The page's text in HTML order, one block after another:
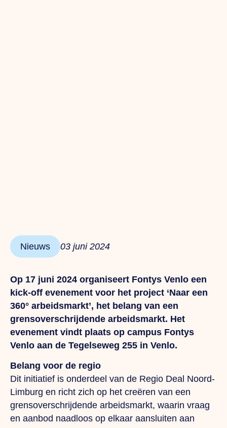
Nieuws 03 juni 2024
Op 17 juni 2024 organiseert Fontys Venlo een
kick-off evenement voor het project ‘Naar een
360° arbeidsmarkt’, het belang van een
grensoverschrijdende arbeidsmarkt. Het
evenement vindt plaats op campus Fontys
Venlo aan de Tegelseweg 255 in Venlo.
Belang voor de regio
Dit initiatief is onderdeel van de Regio Deal Noord-
Limburg en richt zich op het creëren van een
grensoverschrijdende arbeidsmarkt, waarin vraag
en aanbod naadloos op elkaar aansluiten aan